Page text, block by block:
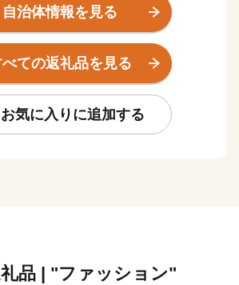
で子どもを育てたい！そして子育てを
な想いを実現するべく、結婚、妊娠、
、それぞれのステージに応じたさまざ
しています。そして、これからも「子
めていきます。
自治体情報を見る
ての返礼品を見る
お気に入りに追加する
品 | "ファッション"